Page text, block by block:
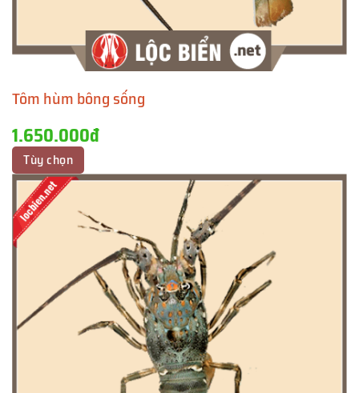
Tôm hùm bông sống
1.650.000đ
Tùy chọn